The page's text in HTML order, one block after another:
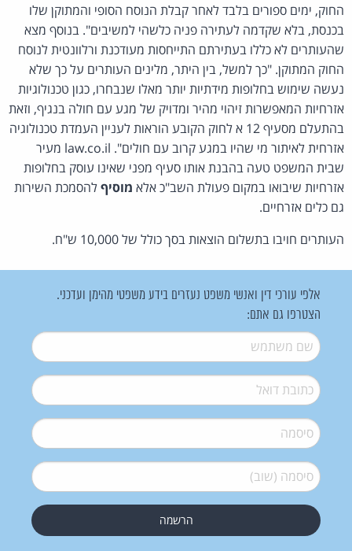
החוק, ימים ספורים בלבד לאחר קבלת הנוסח הסופי והמתוקן שלו
בכנסת, בלא שקדמה לעתירה פניה כלשהי למשיבים". בנוסף מצא
שהעותרים לא כללו בעתירתם התייחסות מעודכנת ורלוונטית לנוסח
החוק המתוקן. "כך למשל, בין היתר, מלינים העותרים על כך שלא
נעשה שימוש בחלופות מידתיות יותר מאלו שנבחרו, כגון טכנולוגיות
אזרחיות המאפשרות זיהוי מהיר ומדויק של מגע עם חולה בנגיף, וזאת
בהתעלם מסעיף 12 א לחוק הקובע הוראות לעניין העמדת טכנולוגיה
אזרחית לאיתור מי שהיו במגע קרוב עם חולים". law.co.il מעיר
שבית המשפט טעה בהבנת אותו סעיף מפני שאינו עוסק בחלופות
אזרחיות שיבואו במקום פעולת השב"כ אלא מוסיףלהסמכת השירות
גם כלים אזרחיים.
העותרים חויבו בתשלום הוצאות בסך כולל של 10,000 ש"ח.
אלפי עורכי דין ואנשי משפט נעזרים בידע משפטי מהימן ועדכני.
הצטרפו גם אתם:
שם משתמש*
דואל*
סיסמה*
סיסמה (שוב)*